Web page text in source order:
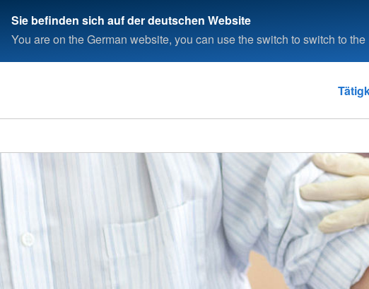
Sie befinden sich auf der deutschen Website
You are on the German website, you can use the switch to switch to